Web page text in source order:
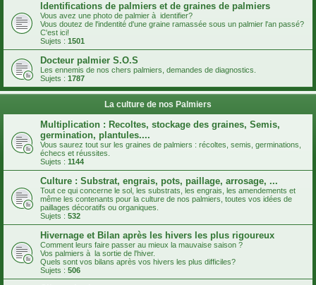
Identifications de palmiers et de graines de palmiers
Vous avez une photo de palmier à identifier?
Vous doutez de l'indentité d'une graine ramassée sous un palmier l'an passé?
C'est ici!
Sujets : 1501
Docteur palmier S.O.S
Les ennemis de nos chers palmiers, demandes de diagnostics.
Sujets : 1787
La culture de nos Palmiers
Multiplication : Recoltes, stockage des graines, Semis,
germination, plantules....
Vous saurez tout sur les graines de palmiers : récoltes, semis, germinations,
échecs et réussites.
Sujets : 1144
Culture : Substrat, engrais, pots, paillage, arrosage, ...
Tout ce qui concerne le sol, les substrats, les engrais, les amendements et
même les contenants pour la culture de nos palmiers, toutes vos idées de
paillages décoratifs ou organiques.
Sujets : 532
Hivernage et Bilan après les hivers les plus rigoureux
Comment leurs faire passer au mieux la mauvaise saison ?
Vos palmiers à la sortie de l'hiver.
Quels sont vos bilans après vos hivers les plus difficiles?
Sujets : 506